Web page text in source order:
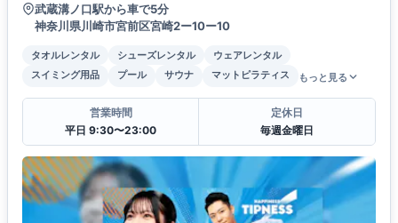
武蔵溝ノ口駅から車で5分
神奈川県川崎市宮前区宮崎2ー10ー10
タオルレンタル シューズレンタル
ウェアレンタル
スイミング用品
プール サウナ マットピラティス もっと見る
営業時間
平日 9:30〜23:00
定休日
毎週金曜日